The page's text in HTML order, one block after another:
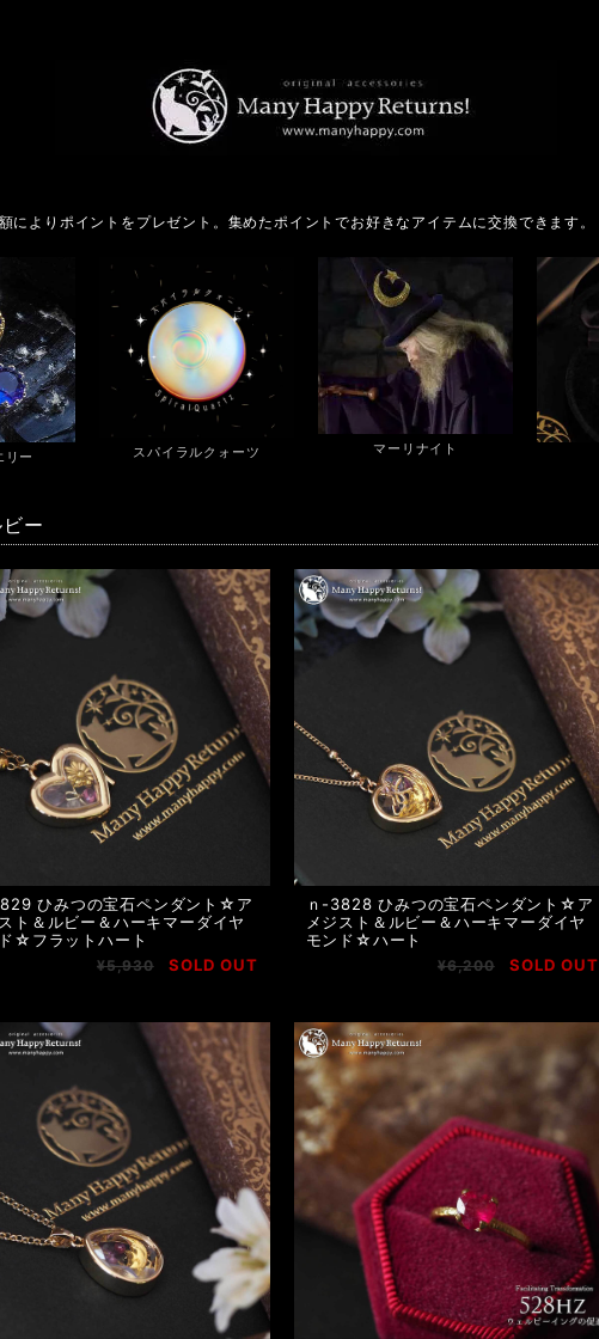
よりポイントをプレゼント。集めたポイントでお好きなアイテムに交換できます。
リー スパイラルクォーツ マーリナイト
ー
ひみつの宝石ペンダント☆ア
ト＆ルビー＆ハーキマーダイヤ
☆フラットハート
¥5,930 SOLD OUT
ｎ-3828 ひみつの宝石ペンダント☆ア
メジスト＆ルビー＆ハーキマーダイヤ
モンド☆ハート
¥6,200 SOLD OUT